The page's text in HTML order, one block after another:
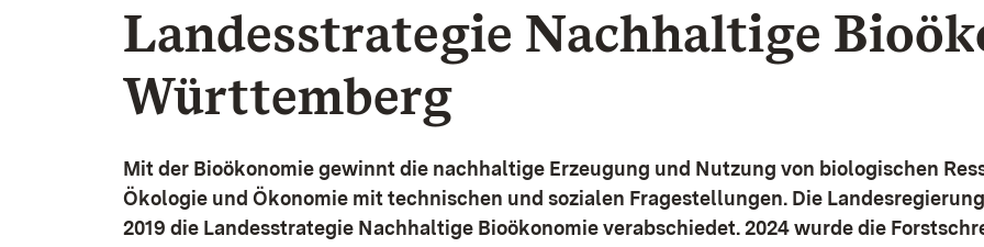
Landesstrategie Nachhaltige
Württemberg
Mit der Bioökonomie gewinnt die nachhaltige Erzeugung und Nutzung von biologischen
Ökologie und Ökonomie mit technischen und sozialen Fragestellungen. Die
2019 die Landesstrategie Nachhaltige Bioökonomie verabschiedet. 2024 wurde die